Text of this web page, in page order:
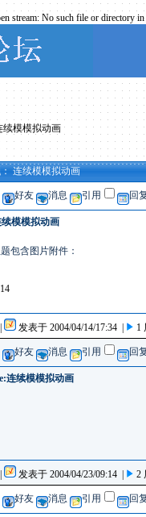
stream: No such file or directory in
模模拟动画
： 连续模模拟动画
好友 消息 引用 回
模模拟动画
包含图片附件：
发表于 2004/04/14/17:34 | 1
好友 消息 引用 回
连续模模拟动画
发表于 2004/04/23/09:14 | 2
好友 消息 引用 回